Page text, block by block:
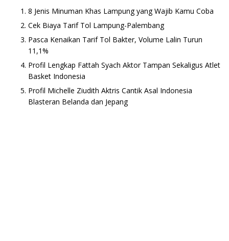
8 Jenis Minuman Khas Lampung yang Wajib Kamu Coba
Cek Biaya Tarif Tol Lampung-Palembang
Pasca Kenaikan Tarif Tol Bakter, Volume Lalin Turun
11,1%
Profil Lengkap Fattah Syach Aktor Tampan Sekaligus Atlet
Basket Indonesia
Profil Michelle Ziudith Aktris Cantik Asal Indonesia
Blasteran Belanda dan Jepang